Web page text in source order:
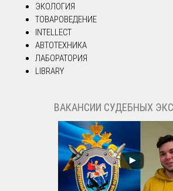
ЭКОЛОГИЯ
ТОВАРОВЕДЕНИЕ
INTELLECT
АВТОТЕХНИКА
ЛАБОРАТОРИЯ
LIBRARY
ВАКАНСИИ СУДЕБНЫХ